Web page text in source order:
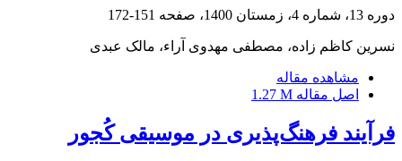
دوره 13، شماره 4، زمستان 1400، صفحه 151-172
نسرین کاظم زاده، مصطفی مهدوی آراء، مالک عبدی
مشاهده مقاله
اصل مقاله 1.27 M
فرآیند فرهنگ‌پذیری در موسیقی کُجور